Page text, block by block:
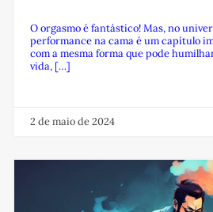
O orgasmo é fantástico! Mas, no
performance na cama é um capítulo
com a mesma forma que pode
vida, […]
2 de maio de 2024